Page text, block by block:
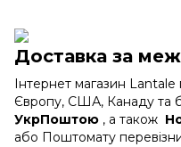
Доставка за
Інтернет магазин
Європу, США, Канаду та
УкрПоштою , а також
або Поштомату